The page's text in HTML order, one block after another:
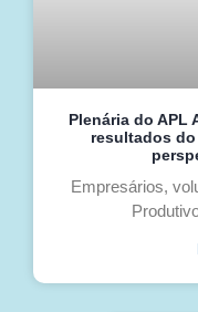
Plenária do APL
resultados
Empresários,